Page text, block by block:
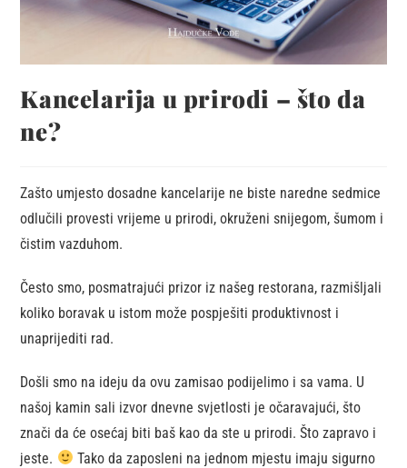
Kancelarija u prirodi – što da
ne?
Zašto umjesto dosadne kancelarije ne biste naredne sedmice
odlučili provesti vrijeme u prirodi, okruženi snijegom, šumom i
čistim vazduhom.
Često smo, posmatrajući prizor iz našeg restorana, razmišljali
koliko boravak u istom može pospješiti produktivnost i
unaprijediti rad.
Došli smo na ideju da ovu zamisao podijelimo i sa vama. U
našoj kamin sali izvor dnevne svjetlosti je očaravajući, što
znači da će osećaj biti baš kao da ste u prirodi. Što zapravo i
jeste.
Tako da zaposleni na jednom mjestu imaju sigurno